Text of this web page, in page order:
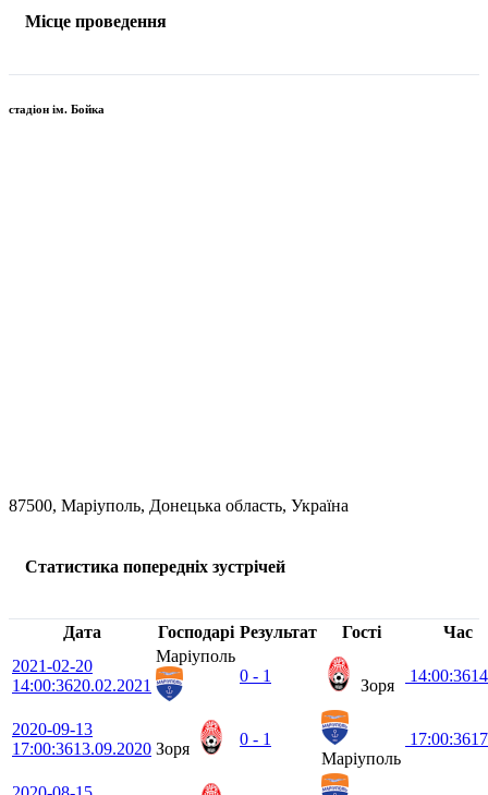
Місце проведення
стадіон ім. Бойка
87500, Маріуполь, Донецька область, Україна
Статистика попередніх зустрічей
Дата Господарі Результат Гості
Час
2021-02-20
14:00:3620.02.2021
Маріуполь
0 - 1
Зоря
14:00:36
2020-09-13
17:00:3613.09.2020 Зоря
0 - 1
Маріуполь
17:00:36